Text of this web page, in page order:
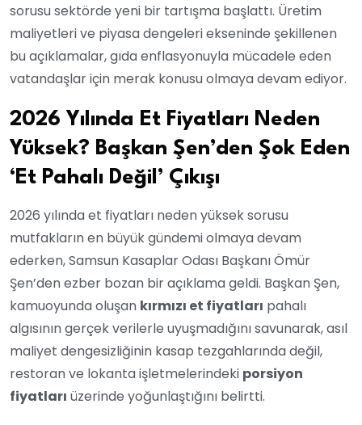
sorusu sektörde yeni bir tartışma başlattı. Üretim
maliyetleri ve piyasa dengeleri ekseninde şekillenen
bu açıklamalar, gıda enflasyonuyla mücadele eden
vatandaşlar için merak konusu olmaya devam ediyor.
2026 Yılında Et Fiyatları Neden
Yüksek? Başkan Şen’den Şok Eden
‘Et Pahalı Değil’ Çıkışı
2026 yılında et fiyatları neden yüksek sorusu
mutfakların en büyük gündemi olmaya devam
ederken, Samsun Kasaplar Odası Başkanı Ömür
Şen’den ezber bozan bir açıklama geldi. Başkan Şen,
kamuoyunda oluşan kırmızı et fiyatları pahalı
algısının gerçek verilerle uyuşmadığını savunarak, asıl
maliyet dengesizliğinin kasap tezgahlarında değil,
restoran ve lokanta işletmelerindeki porsiyon
fiyatları üzerinde yoğunlaştığını belirtti.